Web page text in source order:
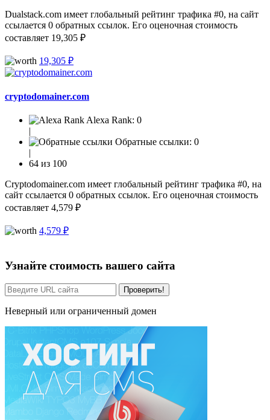
Dualstack.com имеет глобальный рейтинг трафика #0, на сайт
ссылается 0 обратных ссылок. Его оценочная стоимость
составляет 19,305 ₽
19,305 ₽
cryptodomainer.com
Alexa Rank: 0
|
Обратные ссылки: 0
|
64 из 100
Cryptodomainer.com имеет глобальный рейтинг трафика #0, на
сайт ссылается 0 обратных ссылок. Его оценочная стоимость
составляет 4,579 ₽
4,579 ₽
Узнайте стоимость вашего сайта
Проверить!
Неверный или ограниченный домен